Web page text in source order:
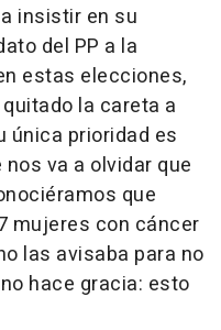
insistir en su
del PP a la
estas elecciones,
la careta a
única prioridad es
va a olvidar que
que
mujeres con cáncer
las avisaba para no
hace gracia: esto